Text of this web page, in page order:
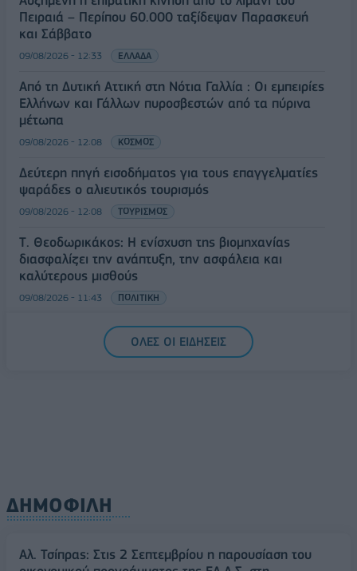
Πειραιά – Περίπου 60.000 ταξίδεψαν Παρασκευή
και Σάββατο
09/08/2026 - 12:33 ΕΛΛΑΔΑ
Από τη Δυτική Αττική στη Νότια Γαλλία : Οι εμπειρίες
Ελλήνων και Γάλλων πυροσβεστών από τα πύρινα
μέτωπα
09/08/2026 - 12:08 ΚΟΣΜΟΣ
Δεύτερη πηγή εισοδήματος για τους επαγγελματίες
ψαράδες ο αλιευτικός τουρισμός
09/08/2026 - 12:08 ΤΟΥΡΙΣΜΟΣ
Τ. Θεοδωρικάκος: Η ενίσχυση της βιομηχανίας
διασφαλίζει την ανάπτυξη, την ασφάλεια και
καλύτερους μισθούς
09/08/2026 - 11:43 ΠΟΛΙΤΙΚΗ
Υπ. Μεταφορών: Οριστική λύση στο ζήτημα των
πινακίδων κυκλοφορίας - Τέλος στις χρονοβόρες
ΟΛΕΣ ΟΙ ΕΙΔΗΣΕΙΣ
ΔΗΜΟΦΙΛΗ
Αλ. Τσίπρας: Στις 2 Σεπτεμβρίου η παρουσίαση του